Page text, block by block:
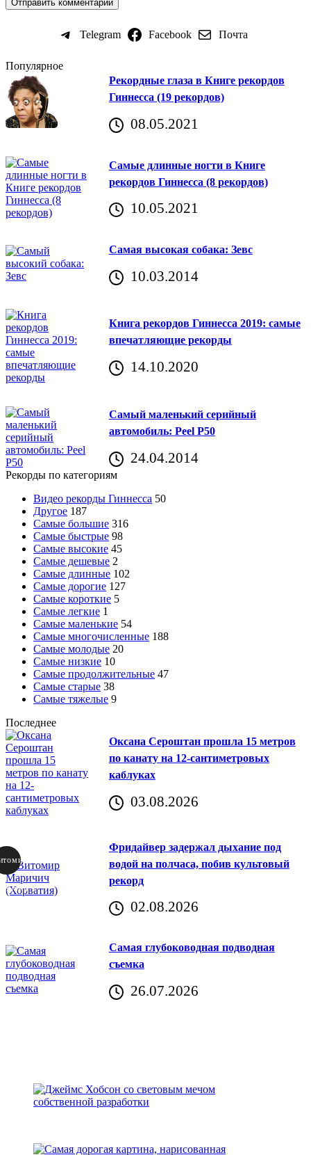
Telegram Facebook Почта
Популярное
Рекордные глаза в Книге рекордов
Гиннесса (19 рекордов)
08.05.2021
Самые длинные ногти в Книге
рекордов Гиннесса (8 рекордов)
10.05.2021
Самая высокая собака: Зевс
10.03.2014
Книга рекордов Гиннесса 2019: самые
впечатляющие рекорды
14.10.2020
Самый маленький серийный
автомобиль: Peel P50
24.04.2014
Рекорды по категориям
Видео рекорды Гиннесса 50
Другое 187
Самые большие 316
Самые быстрые 98
Самые высокие 45
Самые дешевые 2
Самые длинные 102
Самые дорогие 127
Самые короткие 5
Самые легкие 1
Самые маленькие 54
Самые многочисленные 188
Самые молодые 20
Самые низкие 10
Самые продолжительные 47
Самые старые 38
Самые тяжелые 9
Последнее
Оксана Сероштан прошла 15 метров
по канату на 12-сантиметровых
каблуках
03.08.2026
Фридайвер задержал дыхание под
водой на полчаса, побив культовый
рекорд
02.08.2026
Самая глубоководная подводная
съемка
26.07.2026